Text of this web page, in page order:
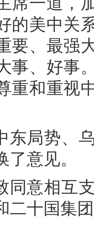
的美中关
要、最强
事、好事
重和重视
东局势、
意见。
同意相互
二十国集